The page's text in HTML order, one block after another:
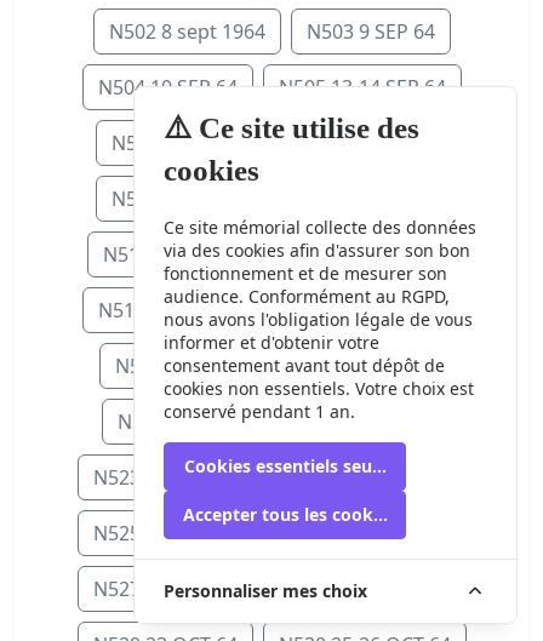
N502 8 sept 1964 N503 9 SEP 64
N504 10 SEP 64 N505 13-14 SEP 64
N506 15 SEP 64 N507 16 SEP 64
N508 17 SEP 64
N511 20-21 SEP 64 N512 23 SEP 6
N514 25 SEP 64 N515 27-28 SEP 64
N516 30 SEP 64 N518 5 OCT 64
N519 6 OCT 64 N522 9 OCT 64
N523 11-12 OCT 64 N524 13 OCT 64
N525 15 OCT 64 N526 16-17 OCT 64
N527 17-18 OCT 64 N528 21 OCT 64
⚠️ Ce site utilise des
cookies
Ce site mémorial collecte des données
via des cookies afin d'assurer son bon
fonctionnement et de mesurer son
audience. Conformément au RGPD,
nous avons l'obligation légale de vous
informer et d'obtenir votre
consentement avant tout dépôt de
cookies non essentiels. Votre choix est
conservé pendant 1 an.
Cookies essentiels seulement
Accepter tous les cookies
Personnaliser mes choix